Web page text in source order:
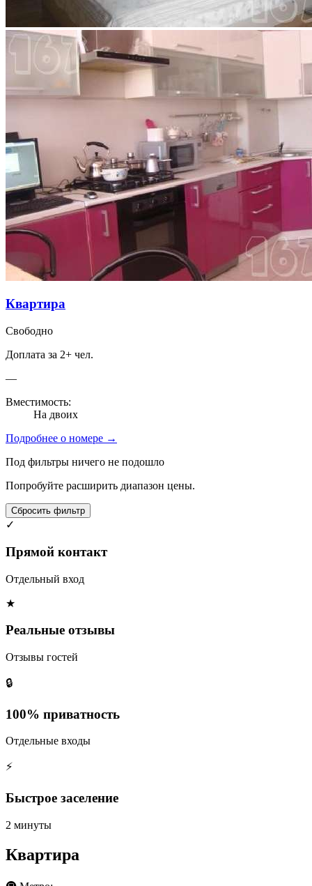
Квартира
Свободно
Доплата за 2+ чел.
—
Вместимость:
На двоих
Подробнее о номере →
Под фильтры ничего не подошло
Попробуйте расширить диапазон цены.
Сбросить фильтр
✓
Прямой контакт
Отдельный вход
★
Реальные отзывы
Отзывы гостей
🔒
100% приватность
Отдельные входы
⚡
Быстрое заселение
2 минуты
Квартира